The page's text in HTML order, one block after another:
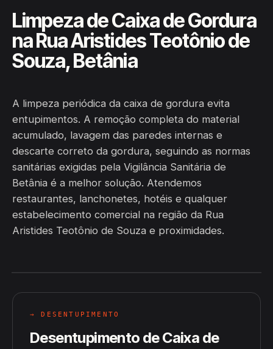
Limpeza de Caixa de Gordura
na Rua Aristides Teotônio de
Souza, Betânia
A limpeza periódica da caixa de gordura evita
entupimentos. A remoção completa do material
acumulado, lavagem das paredes internas e
descarte correto da gordura, seguindo as normas
sanitárias exigidas pela Vigilância Sanitária de
Betânia é a melhor solução. Atendemos
restaurantes, lanchonetes, hotéis e qualquer
estabelecimento comercial na região da Rua
Aristides Teotônio de Souza e proximidades.
→ DESENTUPIMENTO
Desentupimento de Caixa de